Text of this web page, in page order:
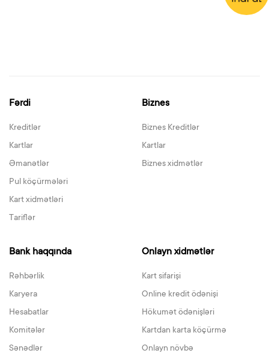
Fərdi
Kreditlər
Kartlar
Əmanətlər
Pul köçürmələri
Kart xidmətləri
Tariflər
Biznes
Biznes Kreditlər
Kartlar
Biznes xidmətlər
Bank haqqında
Rəhbərlik
Karyera
Hesabatlar
Komitələr
Sənədlər
Onlayn xidmətlər
Kart sifarişi
Online kredit ödənişi
Hökumət ödənişləri
Kartdan karta köçürmə
Onlayn növbə